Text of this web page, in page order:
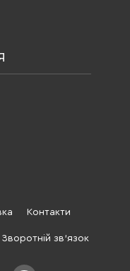
Контакти
Зворотній зв'язок